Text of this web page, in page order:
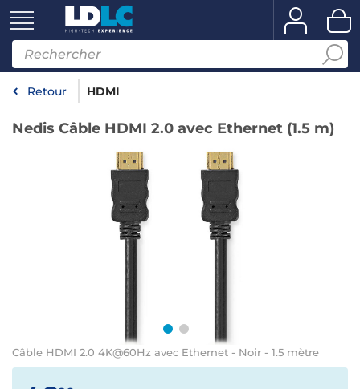
Retour HDMI
Nedis Câble HDMI 2.0 avec Ethernet (1.5 m)
Câble HDMI 2.0 4K@60Hz avec Ethernet - Noir - 1.5 mètre